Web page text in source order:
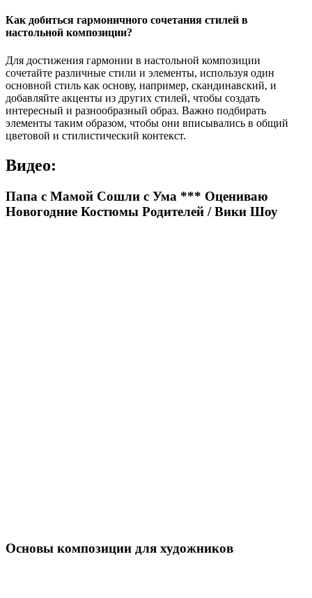
Как добиться гармоничного сочетания стилей в
настольной композиции?
Для достижения гармонии в настольной композиции
сочетайте различные стили и элементы, используя один
основной стиль как основу, например, скандинавский, и
добавляйте акценты из других стилей, чтобы создать
интересный и разнообразный образ. Важно подбирать
элементы таким образом, чтобы они вписывались в общий
цветовой и стилистический контекст.
Видео:
Папа с Мамой Сошли с Ума *** Оцениваю
Новогодние Костюмы Родителей / Вики Шоу
Основы композиции для художников